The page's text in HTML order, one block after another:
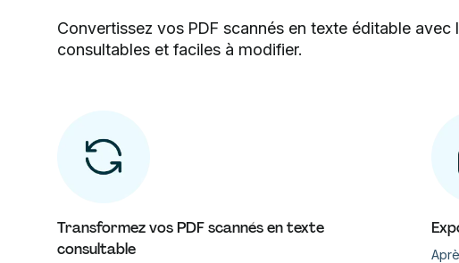
Convertissez vos PDF scannés en texte éditable
consultables et faciles à modifier.
Transformez vos PDF scannés en texte
consultable